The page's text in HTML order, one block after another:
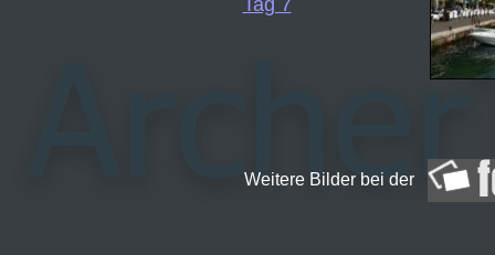
Tag 7
Weitere Bilder bei der